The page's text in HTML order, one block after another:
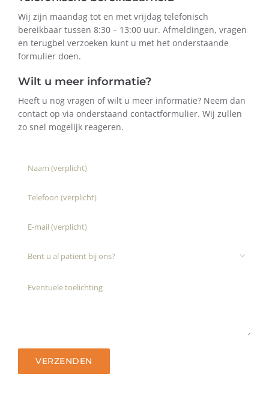
Wij zijn maandag tot en met vrijdag telefonisch
bereikbaar tussen 8:30 – 13:00 uur. Afmeldingen, vragen
en terugbel verzoeken kunt u met het onderstaande
formulier doen.
Wilt u meer informatie?
Heeft u nog vragen of wilt u meer informatie? Neem dan
contact op via onderstaand contactformulier. Wij zullen
zo snel mogelijk reageren.
